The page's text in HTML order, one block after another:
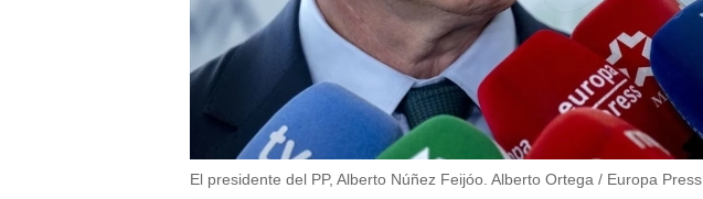
El presidente del PP, Alberto Núñez Feijóo. Alberto Ortega / Europa Press